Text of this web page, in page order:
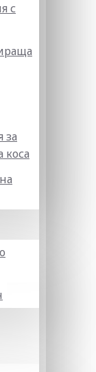
с
за
коса